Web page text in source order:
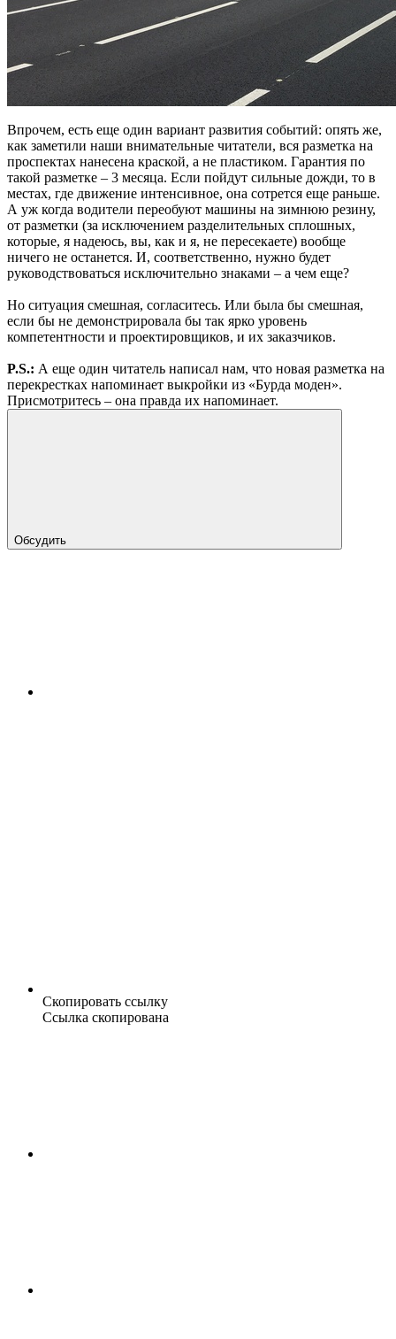
Впрочем, есть еще один вариант развития событий: опять же,
как заметили наши внимательные читатели, вся разметка на
проспектах нанесена краской, а не пластиком. Гарантия по
такой разметке – 3 месяца. Если пойдут сильные дожди, то в
местах, где движение интенсивное, она сотрется еще раньше.
А уж когда водители переобуют машины на зимнюю резину,
от разметки (за исключением разделительных сплошных,
которые, я надеюсь, вы, как и я, не пересекаете) вообще
ничего не останется. И, соответственно, нужно будет
руководствоваться исключительно знаками – а чем еще?
Но ситуация смешная, согласитесь. Или была бы смешная,
если бы не демонстрировала бы так ярко уровень
компетентности и проектировщиков, и их заказчиков.
P.S.: А еще один читатель написал нам, что новая разметка на
перекрестках напоминает выкройки из «Бурда моден».
Присмотритесь – она правда их напоминает.
Обсудить
Скопировать ссылку
Ссылка скопирована